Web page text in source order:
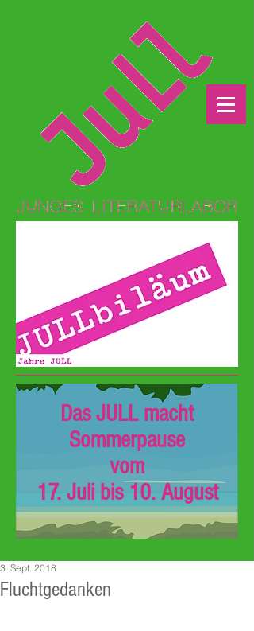
Das JULL macht
Sommerpause
vom
17. Juli bis 10. August
Fluchtgedanken
3. Sept. 2018